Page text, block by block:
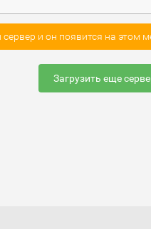
и он появится на этом
Загрузить еще